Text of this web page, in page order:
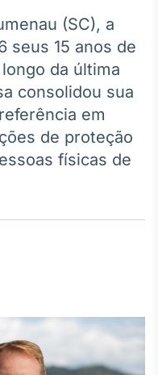
sobre o
da
(SC), a
seus 15 anos de
da última
consolidou sua
em
de proteção
físicas de